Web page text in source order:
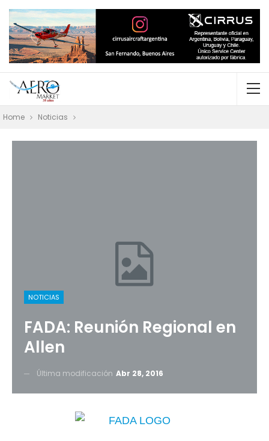
Home Noticias
NOTICIAS
FADA: Reunión Regional en
Allen
Última modificación Abr 28, 2016